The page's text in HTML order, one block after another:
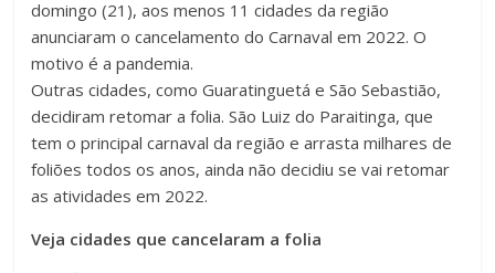
domingo (21), aos menos 11 cidades da região
anunciaram o cancelamento do Carnaval em 2022. O
motivo é a pandemia.
Outras cidades, como Guaratinguetá e São Sebastião,
decidiram retomar a folia. São Luiz do Paraitinga, que
tem o principal carnaval da região e arrasta milhares de
foliões todos os anos, ainda não decidiu se vai retomar
as atividades em 2022.
Veja cidades que cancelaram a folia